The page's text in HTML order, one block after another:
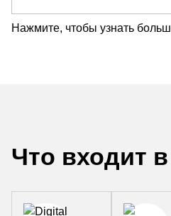
Нажмите, чтобы узнать
Что входит